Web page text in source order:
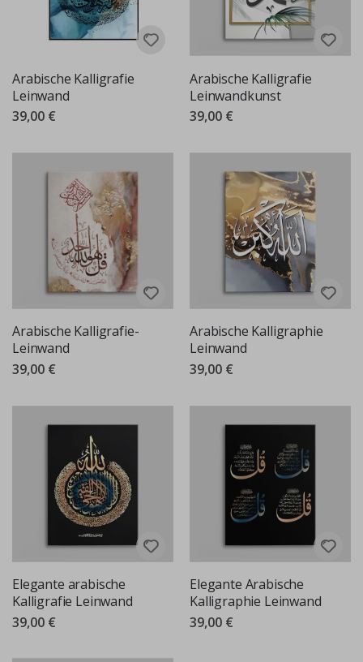
Arabische Kalligrafie
Leinwand
39,00 €
Arabische Kalligrafie
Leinwandkunst
39,00 €
Arabische Kalligrafie-
Leinwand
39,00 €
Arabische Kalligraphie
Leinwand
39,00 €
Elegante arabische
Kalligrafie Leinwand
39,00 €
Elegante Arabische
Kalligraphie Leinwand
39,00 €